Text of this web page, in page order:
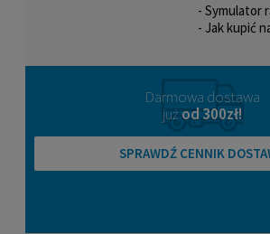
- Symulator
- Jak kupić
Darmowa dostawa
już od 300zł!
SPRAWDŹ CENNIK